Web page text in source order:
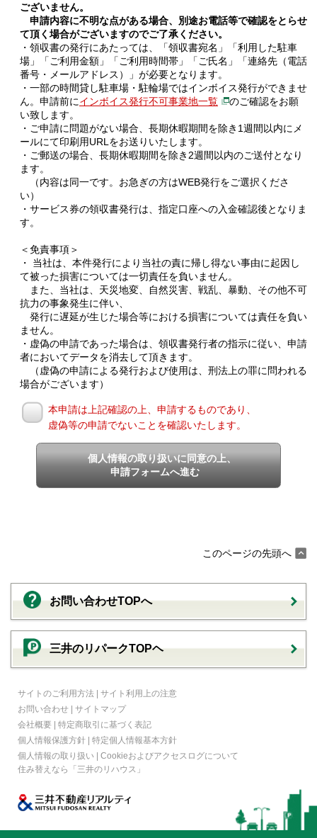
ございません。
申請内容に不明な点がある場合、別途お電話等で確認をとらせ
て頂く場合がございますのでご了承ください。
・領収書の発行にあたっては、「領収書宛名」「利用した駐車
場」「ご利用金額」「ご利用時間帯」「ご氏名」「連絡先（電話
番号・メールアドレス）」が必要となります。
・一部の時間貸し駐車場・駐輪場ではインボイス発行ができませ
ん。申請前にインボイス発行不可事業地一覧
のご確認をお願
い致します。
・ご申請に問題がない場合、長期休暇期間を除き1週間以内にメ
ールにて印刷用URLをお送りいたします。
・ご郵送の場合、長期休暇期間を除き2週間以内のご送付となり
ます。
（内容は同一です。お急ぎの方はWEB発行をご選択くださ
い）
・サービス券の領収書発行は、指定口座への入金確認後となりま
す。
＜免責事項＞
・ 当社は、本件発行により当社の責に帰し得ない事由に起因し
て被った損害については一切責任を負いません。
また、当社は、天災地変、自然災害、戦乱、暴動、その他不可
抗力の事象発生に伴い、
発行に遅延が生じた場合等における損害については責任を負い
ません。
・虚偽の申請であった場合は、領収書発行者の指示に従い、申請
者においてデータを消去して頂きます。
（虚偽の申請による発行および使用は、刑法上の罪に問われる
場合がございます）
本申請は上記確認の上、申請するものであり、
虚偽等の申請でないことを確認いたします。
個人情報の取り扱いに同意の上、
申請フォームへ進む
このページの先頭へ
お問い合わせTOPへ
三井のリパークTOPヘ
サイトのご利用方法 | サイト利用上の注意
お問い合わせ | サイトマップ
会社概要 | 特定商取引に基づく表記
個人情報保護方針 | 特定個人情報基本方針
個人情報の取り扱い | Cookieおよびアクセスログについて
住み替えなら
「三井のリハウス」